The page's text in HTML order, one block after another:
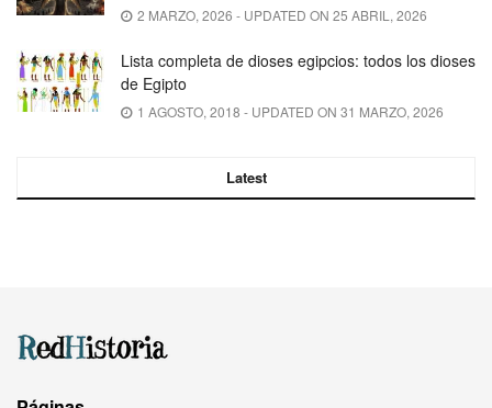
2 MARZO, 2026 - UPDATED ON 25 ABRIL, 2026
Lista completa de dioses egipcios: todos los dioses
de Egipto
1 AGOSTO, 2018 - UPDATED ON 31 MARZO, 2026
Latest